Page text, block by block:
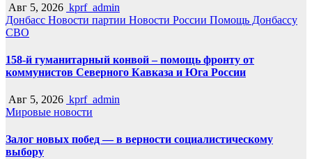
Авг 5, 2026 kprf_admin
Донбасс Новости партии Новости России Помощь Донбассу
СВО
158-й гуманитарный конвой – помощь фронту от
коммунистов Северного Кавказа и Юга России
Авг 5, 2026 kprf_admin
Мировые новости
Залог новых побед — в верности социалистическому
выбору